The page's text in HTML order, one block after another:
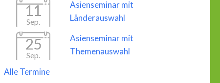
11
Sep.
Asienseminar mit
Länderauswahl
25
Sep.
Asienseminar mit
Themenauswahl
Alle Termine